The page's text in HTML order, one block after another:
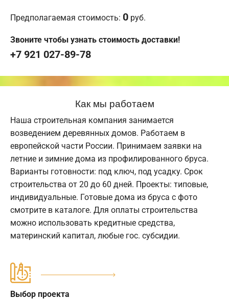
Предполагаемая стоимость: 0 руб.
Звоните чтобы узнать стоимость доставки!
+7 921 027-89-78
Как мы работаем
Наша строительная компания занимается
возведением деревянных домов. Работаем в
европейской части России. Принимаем заявки на
летние и зимние дома из профилированного бруса.
Варианты готовности: под ключ, под усадку. Срок
строительства от 20 до 60 дней. Проекты: типовые,
индивидуальные. Готовые дома из бруса с фото
смотрите в каталоге. Для оплаты строительства
можно использовать кредитные средства,
материнский капитал, любые гос. субсидии.
Выбор проекта